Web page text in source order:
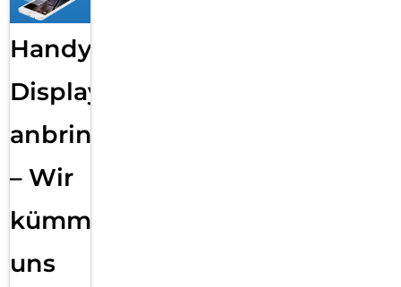
Handy
Displayfolie
anbringen
– Wir
kümmern
uns